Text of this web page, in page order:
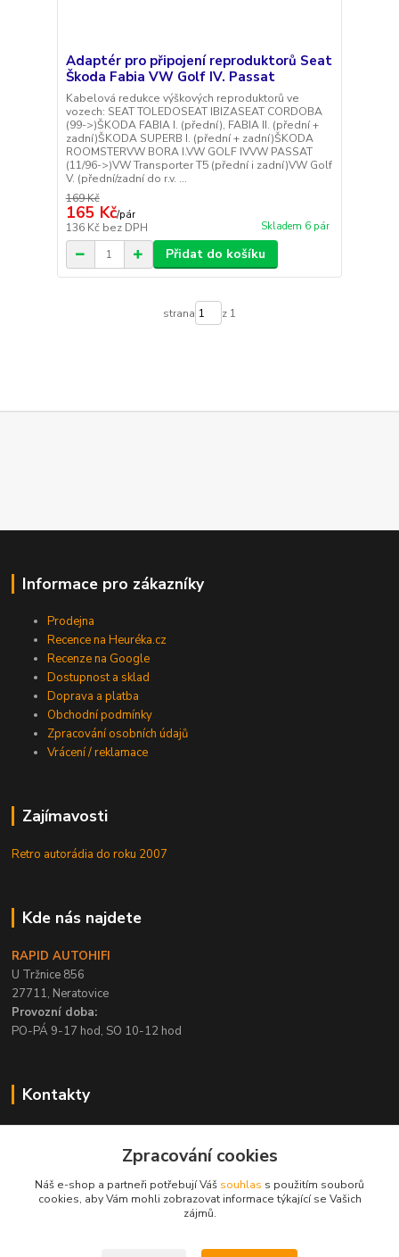
Adaptér pro připojení reproduktorů Seat
Škoda Fabia VW Golf IV. Passat
Kabelová redukce výškových reproduktorů ve
vozech: SEAT TOLEDOSEAT IBIZASEAT CORDOBA
(99->)ŠKODA FABIA I. (přední), FABIA II. (přední +
zadní)ŠKODA SUPERB I. (přední + zadní)ŠKODA
ROOMSTERVW BORA I.VW GOLF IVVW PASSAT
(11/96->)VW Transporter T5 (přední i zadní)VW Golf
V. (přední/zadní do r.v. ...
169 Kč
165 Kč/pár
136 Kč bez DPH Skladem 6 pár
Přidat do košíku
strana z 1
Informace pro zákazníky
Prodejna
Recence na Heuréka.cz
Recenze na Google
Dostupnost a sklad
Doprava a platba
Obchodní podmínky
Zpracování osobních údajů
Vrácení / reklamace
Zajímavosti
Retro autorádia do roku 2007
Kde nás najdete
RAPID AUTOHIFI
U Tržnice 856
27711, Neratovice
Provozní doba:
PO-PÁ 9-17 hod, SO 10-12 hod
Kontakty
PO-PÁ / 9-17 hod, SO 10-12 hod
info@rapid-autohifi.com
Zpracování cookies
Náš e-shop a partneři potřebují Váš souhlas s použitím souborů
cookies, aby Vám mohli zobrazovat informace týkající se Vašich
zájmů.